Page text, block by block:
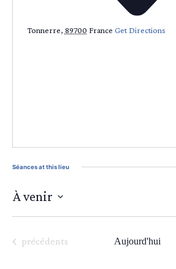
Tonnerre, 89700 France Get Directions
Séances at this lieu
À venir
une
Séances
précédents Aujourd'hui